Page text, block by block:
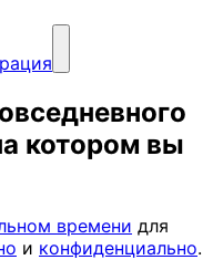
котором вы
времени для
и конфиденциально.